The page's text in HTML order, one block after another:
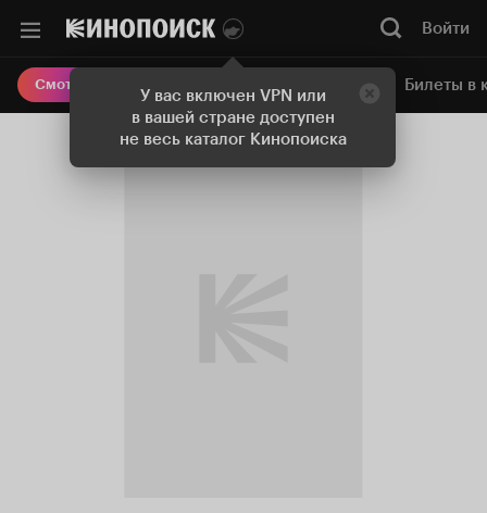
У вас включен VPN или
в вашей стране доступен
не весь каталог Кинопоиска
Войти
Смотреть кино Онлайн-кинотеатр Билеты в